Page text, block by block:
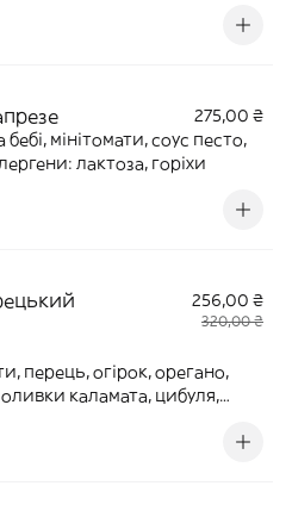
275,00 ₴
мінітомати, соус песто,
лактоза, горіхи
256,00 ₴
320,00 ₴
перець, огірок, орегано,
каламата, цибуля,